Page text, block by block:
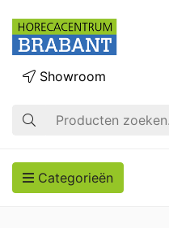
Zoek op
Showroom
Categorieën